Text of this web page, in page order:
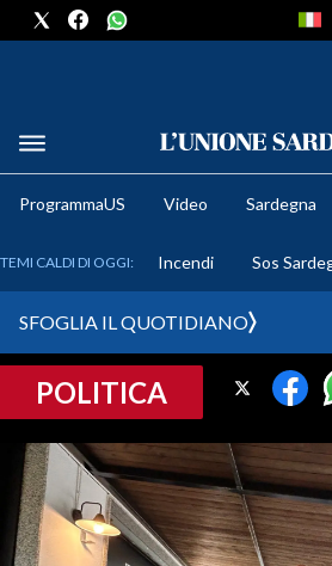
METEO
CRONACA SARDEGNA
PROVINCIA DI CAGLIARI
SULCIS IGLESIENTE
MEDIO CAMPIDANO
ProgrammaUS Video Sardegna
TEMI CALDI DI OGGI: Incendi Sos
SFOGLIA IL QUOTIDIANO
POLITICA